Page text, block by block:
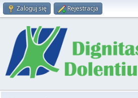
Zaloguj się Rejestracja